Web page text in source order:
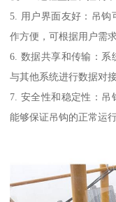
5. 用户界面友好：吊钩
作方便，可根据用户需
6. 数据共享和传输：系
与其他系统进行数据对
7. 安全性和稳定性：吊
能够保证吊钩的正常运